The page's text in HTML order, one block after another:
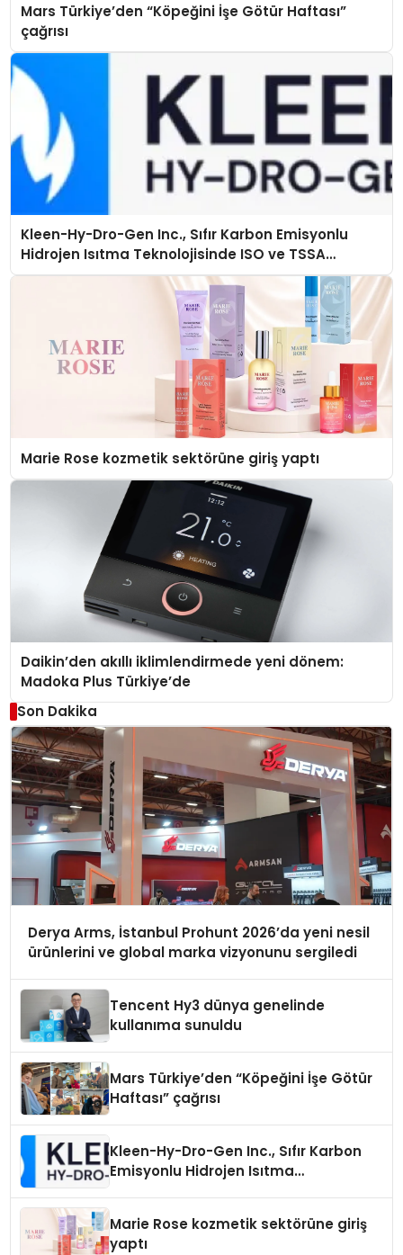
Mars Türkiye’den “Köpeğini İşe Götür Haftası”
çağrısı
Kleen-Hy-Dro-Gen Inc., Sıfır Karbon Emisyonlu
Hidrojen Isıtma Teknolojisinde ISO ve TSSA
Düzenleyici Onaylarını Aldı
Marie Rose kozmetik sektörüne giriş yaptı
Daikin’den akıllı iklimlendirmede yeni dönem:
Madoka Plus Türkiye’de
Son Dakika
Derya Arms, İstanbul Prohunt 2026’da yeni nesil
ürünlerini ve global marka vizyonunu sergiledi
Tencent Hy3 dünya genelinde
kullanıma sunuldu
Mars Türkiye’den “Köpeğini İşe Götür
Haftası” çağrısı
Kleen-Hy-Dro-Gen Inc., Sıfır Karbon
Emisyonlu Hidrojen Isıtma
Marie Rose kozmetik sektörüne giriş
yaptı